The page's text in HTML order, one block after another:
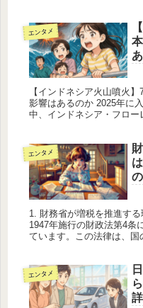
エンタメ
【インドネシア火山噴火
影響はあるのか 2025年に
中、インドネシア・フロ
エンタメ
1. 財務省が増税を推進する
1947年施行の財政法第4条
ています。この法律は、国
エンタメ